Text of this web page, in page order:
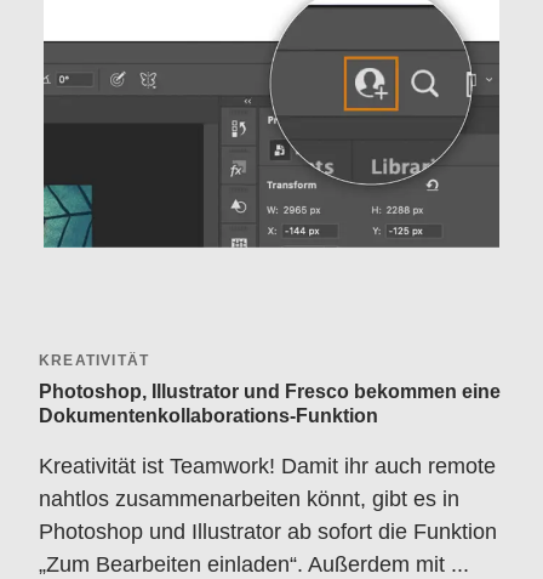
KREATIVITÄT
Photoshop, Illustrator und Fresco bekommen eine
Dokumentenkollaborations-Funktion
Kreativität ist Teamwork! Damit ihr auch remote
nahtlos zusammenarbeiten könnt, gibt es in
Photoshop und Illustrator ab sofort die Funktion
„Zum Bearbeiten einladen“. Außerdem mit ...